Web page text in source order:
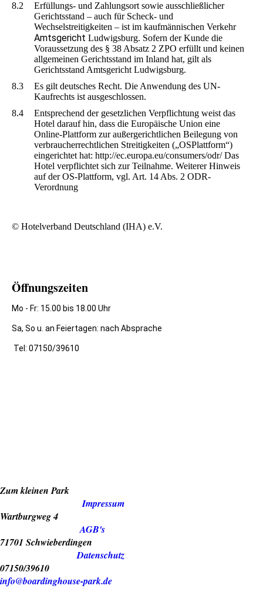
8.2
Erfüllungs- und Zahlungsort sowie ausschließlicher
Gerichtsstand – auch für Scheck- und
Wechselstreitigkeiten – ist im kaufmännischen Verkehr
Amtsgericht Ludwigsburg. Sofern der Kunde die
Voraussetzung des § 38 Absatz 2 ZPO erfüllt und keinen
allgemeinen Gerichtsstand im Inland hat, gilt als
Gerichtsstand Amtsgericht Ludwigsburg.
8.3
Es gilt deutsches Recht. Die Anwendung des UN-
Kaufrechts ist ausgeschlossen.
8.4
Entsprechend der gesetzlichen Verpflichtung weist das
Hotel darauf hin, dass die Europäische Union eine
Online-Plattform zur außergerichtlichen Beilegung von
verbraucherrechtlichen Streitigkeiten („OSPlattform“)
eingerichtet hat: http://ec.europa.eu/consumers/odr/ Das
Hotel verpflichtet sich zur Teilnahme. Weiterer Hinweis
auf der OS-Plattform, vgl. Art. 14 Abs. 2 ODR-
Verordnung
© Hotelverband Deutschland (IHA) e.V.
Öffnungszeiten
Mo - Fr: 15.00 bis 18.00 Uhr
Sa, So u. an Feiertagen: nach Absprache
Tel: 07150/39610
Zum kleinen Park
Impressum
Wartburgweg 4
AGB's
71701 Schwieberdingen
Datenschutz
07150/39610
info@boardinghouse-park.de